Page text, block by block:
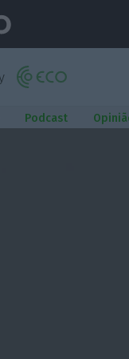
Podcast